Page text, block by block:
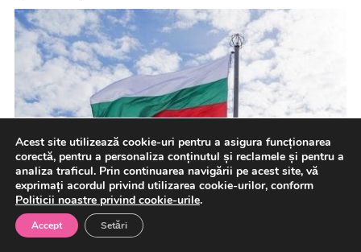
Şefa diplomaţiei bulgare Velislava Petrova a convocat-o
pe ambasadoare Ucrainei la o întâlnire, luni, în urma
Acest site utilizează cookie-uri pentru a asigura funcționarea
corectă, pentru a personaliza conținutul și reclamele și pentru a
analiza traficul. Prin continuarea navigării pe acest site, vă
exprimați acordul privind utilizarea cookie-urilor, conform
Politicii noastre privind cookie-urile.
Accept Setări